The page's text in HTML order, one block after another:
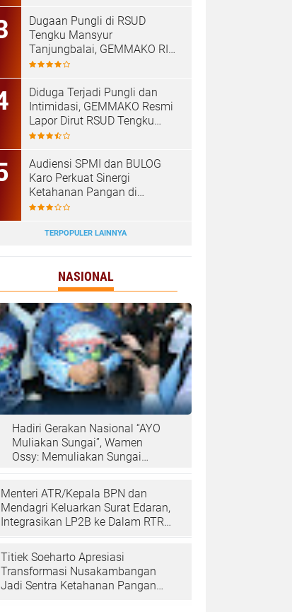
Dugaan Pungli di RSUD
Tengku Mansyur
Tanjungbalai, GEMMAKO RI
Minta Penegak Hukum Usut
Diduga Terjadi Pungli dan
Intimidasi, GEMMAKO Resmi
Lapor Dirut RSUD Tengku
Mansyur ke Kejaksaan
Audiensi SPMI dan BULOG
Karo Perkuat Sinergi
Ketahanan Pangan di
Kabanjahe
TERPOPULER LAINNYA
NASIONAL
Hadiri Gerakan Nasional “AYO
Muliakan Sungai”, Wamen
Ossy: Memuliakan Sungai
Menteri ATR/Kepala BPN dan
Mendagri Keluarkan Surat Edaran,
Integrasikan LP2B ke Dalam RTRW
Titiek Soeharto Apresiasi
Transformasi Nusakambangan
Jadi Sentra Ketahanan Pangan